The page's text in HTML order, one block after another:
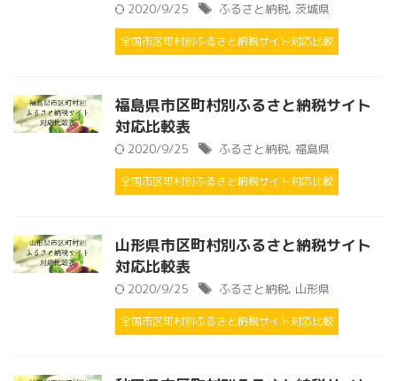
2020/9/25 ふるさと納税, 茨城県
全国市区町村別ふるさと納税サイト対応比較
福島県市区町村別ふるさと納税サイト
対応比較表
2020/9/25 ふるさと納税, 福島県
全国市区町村別ふるさと納税サイト対応比較
山形県市区町村別ふるさと納税サイト
対応比較表
2020/9/25 ふるさと納税, 山形県
全国市区町村別ふるさと納税サイト対応比較